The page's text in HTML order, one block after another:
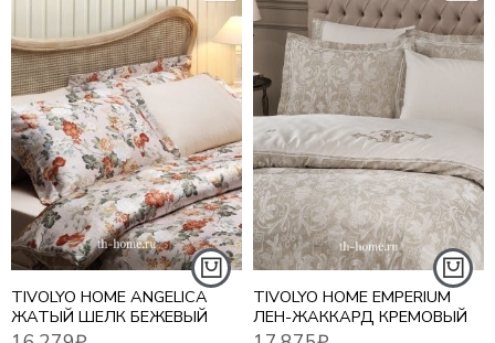
TIVOLYO HOME ANGELICA
ЖАТЫЙ ШЕЛК БЕЖЕВЫЙ
16,279₽
TIVOLYO HOME EMPERIUM
ЛЕН-ЖАККАРД КРЕМОВЫЙ
17,875₽